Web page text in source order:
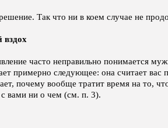
Так что ни в коем случае не
часто неправильно понимается
примерно следующее: она считает вас
почему вообще тратит время на то,
с вами ни о чем (см. п. 3).